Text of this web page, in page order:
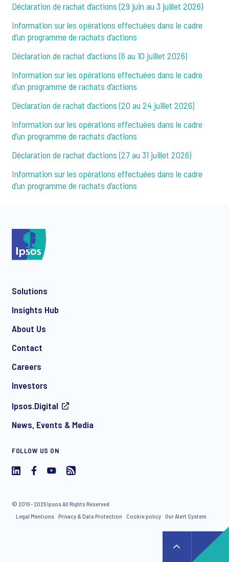
Déclaration de rachat d’actions (29 juin au 3 juillet 2026)
Information sur les opérations effectuées dans le cadre
d’un programme de rachats d’actions
Déclaration de rachat d’actions (6 au 10 juillet 2026)
Information sur les opérations effectuées dans le cadre
d’un programme de rachats d’actions
Déclaration de rachat d’actions (20 au 24 juillet 2026)
Information sur les opérations effectuées dans le cadre
d’un programme de rachats d’actions
Déclaration de rachat d’actions (27 au 31 juillet 2026)
Information sur les opérations effectuées dans le cadre
d’un programme de rachats d’actions
Solutions
Insights Hub
About Us
Contact
Careers
Investors
Ipsos.Digital
News, Events & Media
FOLLOW US ON
© 2016 - 2026 Ipsos All Rights Reserved
Legal Mentions Privacy & Data Protection Cookie policy Our Alert System